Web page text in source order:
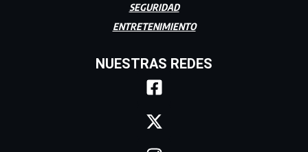
SEGURIDAD
ENTRETENIMIENTO
NUESTRAS REDES